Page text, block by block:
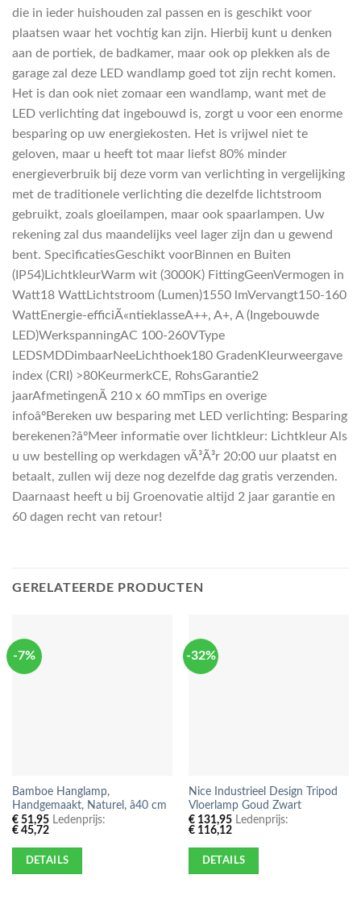
die in ieder huishouden zal passen en is geschikt voor
plaatsen waar het vochtig kan zijn. Hierbij kunt u denken
aan de portiek, de badkamer, maar ook op plekken als de
garage zal deze LED wandlamp goed tot zijn recht komen.
Het is dan ook niet zomaar een wandlamp, want met de
LED verlichting dat ingebouwd is, zorgt u voor een enorme
besparing op uw energiekosten. Het is vrijwel niet te
geloven, maar u heeft tot maar liefst 80% minder
energieverbruik bij deze vorm van verlichting in vergelijking
met de traditionele verlichting die dezelfde lichtstroom
gebruikt, zoals gloeilampen, maar ook spaarlampen. Uw
rekening zal dus maandelijks veel lager zijn dan u gewend
bent. SpecificatiesGeschikt voorBinnen en Buiten
(IP54)LichtkleurWarm wit (3000K) FittingGeenVermogen in
Watt18 WattLichtstroom (Lumen)1550 lmVervangt150-160
WattEnergie-efficiÃ«ntieklasseA++, A+, A (Ingebouwde
LED)WerkspanningAC 100-260VType
LEDSMDDimbaarNeeLichthoek180 GradenKleurweergave
index (CRI) >80KeurmerkCE, RohsGarantie2
jaarAfmetingenÃ 210 x 60 mmTips en overige
infoâºBereken uw besparing met LED verlichting: Besparing
berekenen?âºMeer informatie over lichtkleur: Lichtkleur Als
u uw bestelling op werkdagen vÃ³Ã³r 20:00 uur plaatst en
betaalt, zullen wij deze nog dezelfde dag gratis verzenden.
Daarnaast heeft u bij Groenovatie altijd 2 jaar garantie en
60 dagen recht van retour!
GERELATEERDE PRODUCTEN
-7%
Bamboe Hanglamp,
Handgemaakt, Naturel, â40 cm
€51,95Ledenprijs:
€45,72
DETAILS
-32%
Nice Industrieel Design Tripod
Vloerlamp Goud Zwart
€131,95Ledenprijs:
€116,12
DETAILS